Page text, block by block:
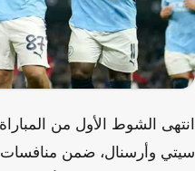
انتهى الشوط الأول من
سيتي وأرسنال، ضمن منافسات